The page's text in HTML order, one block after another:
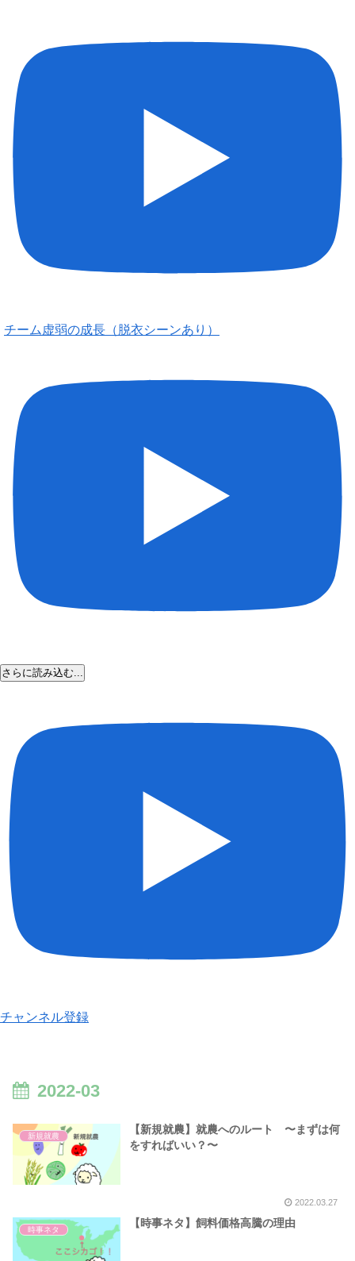
チーム虚弱の成長（脱衣シーンあり）
さらに読み込む...
チャンネル登録
2022-03
新規就農
【新規就農】就農へのルート 〜まずは何
をすればいい？〜
2022.03.27
時事ネタ
【時事ネタ】飼料価格高騰の理由